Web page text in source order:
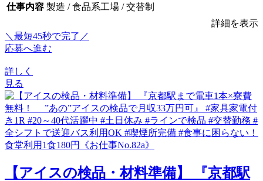
仕事内容 製造 / 食品系工場 / 交替制
詳細を表示
＼最短45秒で完了／
応募へ進む
詳しく
見る
【アイスの検品・材料準備】 『京都駅